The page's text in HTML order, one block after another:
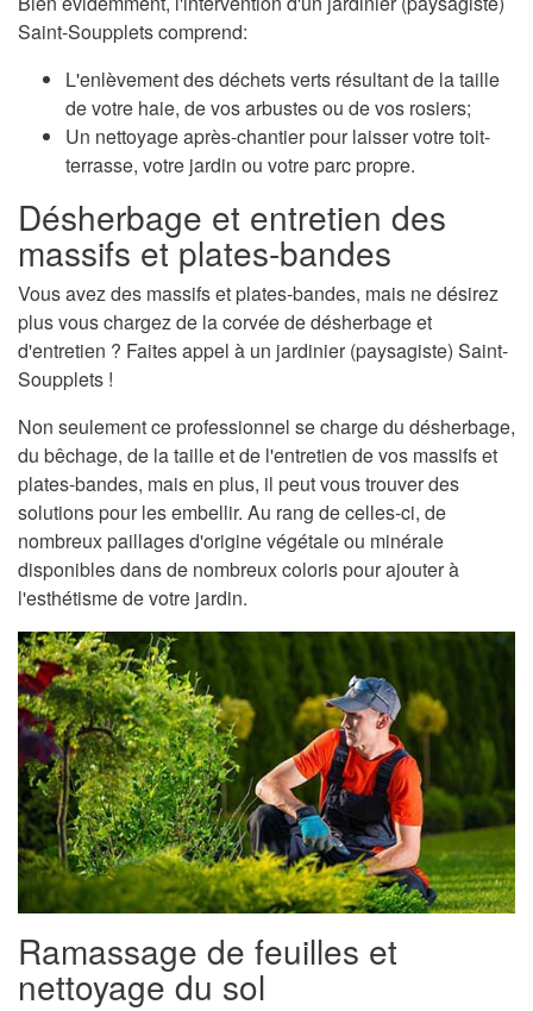
Saint-Soupplets comprend:
L'enlèvement des déchets verts résultant de la taille
de votre haie, de vos arbustes ou de vos rosiers;
Un nettoyage après-chantier pour laisser votre toit-
terrasse, votre jardin ou votre parc propre.
Désherbage et entretien des
massifs et plates-bandes
Vous avez des massifs et plates-bandes, mais ne désirez
plus vous chargez de la corvée de désherbage et
d'entretien ? Faites appel à un jardinier (paysagiste) Saint-
Soupplets !
Non seulement ce professionnel se charge du désherbage,
du bêchage, de la taille et de l'entretien de vos massifs et
plates-bandes, mais en plus, il peut vous trouver des
solutions pour les embellir. Au rang de celles-ci, de
nombreux paillages d'origine végétale ou minérale
disponibles dans de nombreux coloris pour ajouter à
l'esthétisme de votre jardin.
Ramassage de feuilles et
nettoyage du sol